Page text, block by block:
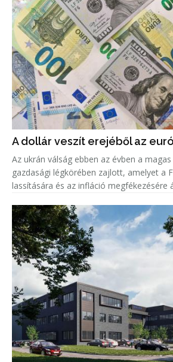
A dollár veszít erejéből az
Az ukrán válság ebben az évben a
gazdasági légkörében zajlott, amelyet a
lassítására és az infláció megfékezésére